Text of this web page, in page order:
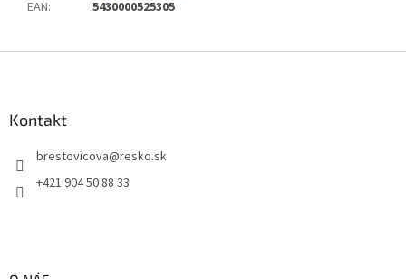
EAN: 5430000525305
Kontakt
brestovicova@resko.sk
+421 904 50 88 33